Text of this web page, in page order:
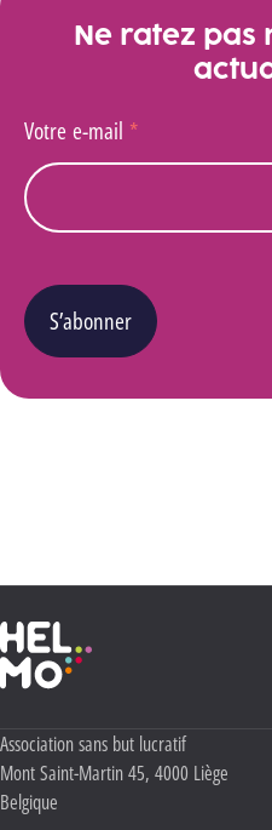
Ne ratez pas
Votre e-mail *
S’abonner
Haute École Libre Mosane
Adresse :
Association sans but lucratif
Mont Saint-Martin 45, 4000 Liège
Belgique